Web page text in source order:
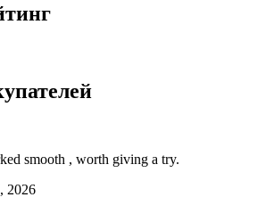
smooth , worth giving a try.
2026